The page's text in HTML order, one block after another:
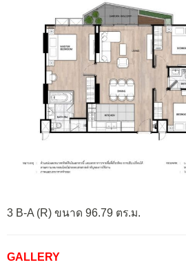
3 B-A (R) ขนาด 96.79 ตร.ม.
GALLERY